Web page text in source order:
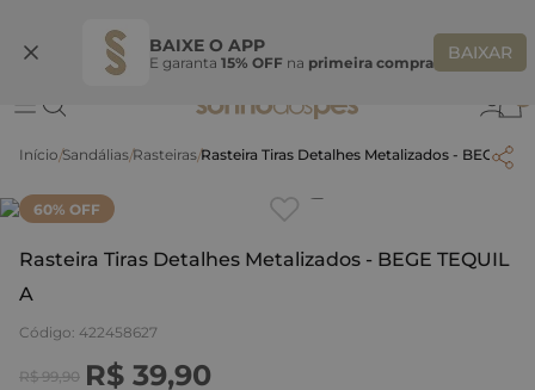
BAIXE O APP
E garanta 15% OFF na primeira compra BAIXAR
Ganhe 10% OFF na coleção utilizando o código do seu vendedor*
Sandálias Rasteiras Rasteira Tiras Detalhes Metalizados - BEGE
60% OFF
Rasteira Tiras Detalhes Metalizados - BEGE TEQUIL
A
Código: 422458627
R$ 99,90 R$ 39,90